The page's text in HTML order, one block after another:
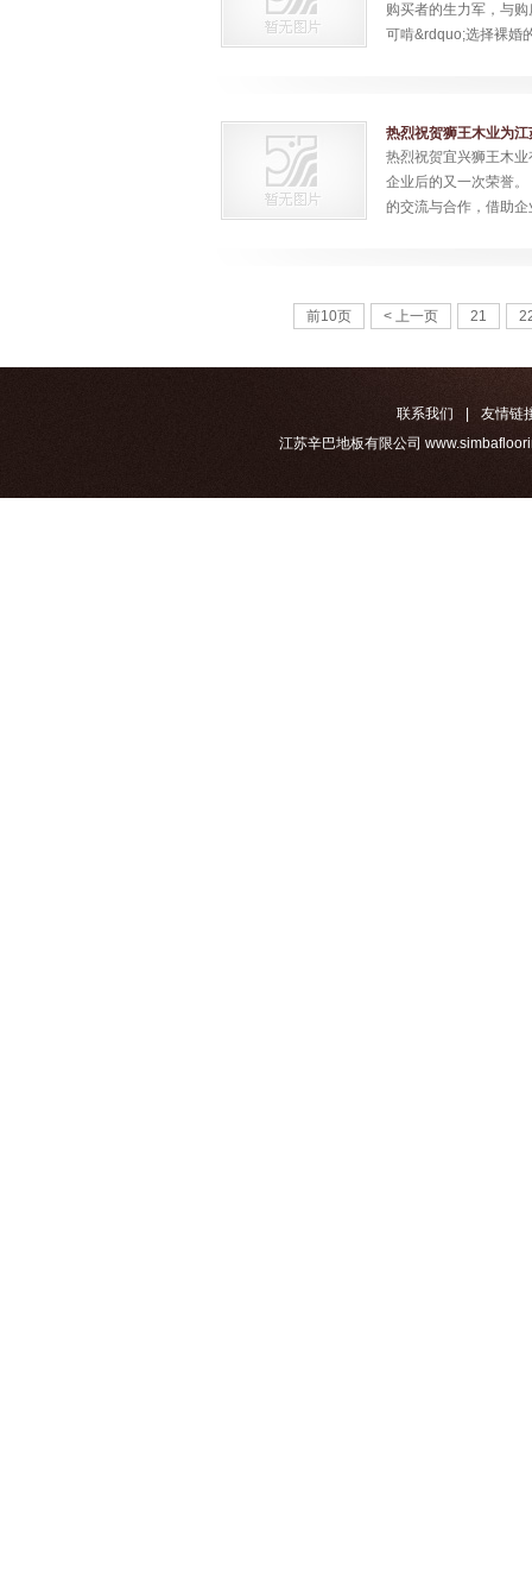
购买者的生力军，与
可啃&rdquo;选择裸婚
热烈祝贺狮王木业为
热烈祝贺宜兴狮王木
企业后的又一次荣誉
的交流与合作，借助
前10页 < 上一页 21
联系我们
友情链
江苏辛巴地板有限公司